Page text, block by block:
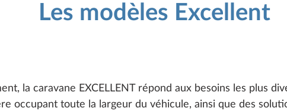
Les modèles Excellent
la caravane EXCELLENT répond aux besoins les plus
occupant toute la largeur du véhicule, ainsi que des